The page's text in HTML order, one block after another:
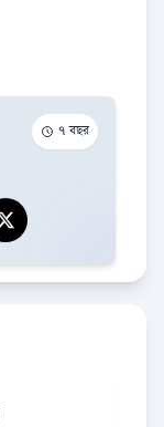
৭ বছর